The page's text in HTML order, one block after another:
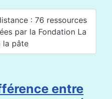
: 76 ressources
par la Fondation La
la pâte
entre